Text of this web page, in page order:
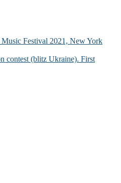
Festival 2021, New York
contest (blitz Ukraine). First